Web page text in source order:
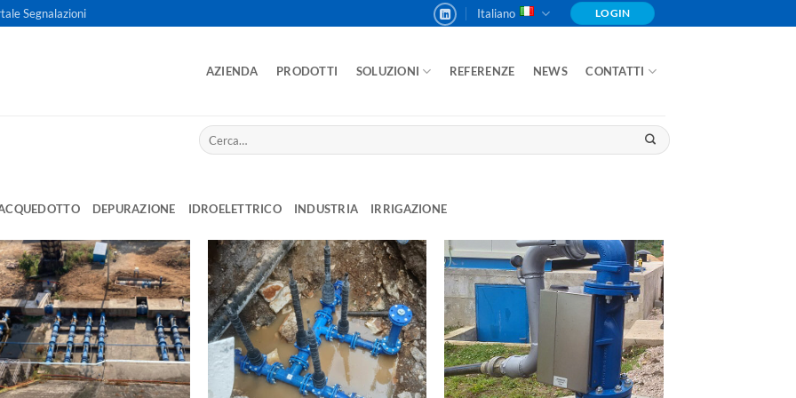
Segnalazioni Italiano LOGIN
AZIENDA PRODOTTI SOLUZIONI REFERENZE NEWS CONTATTI
Cerca:
DEPURAZIONE IDROELETTRICO INDUSTRIA IRRIGAZIONE